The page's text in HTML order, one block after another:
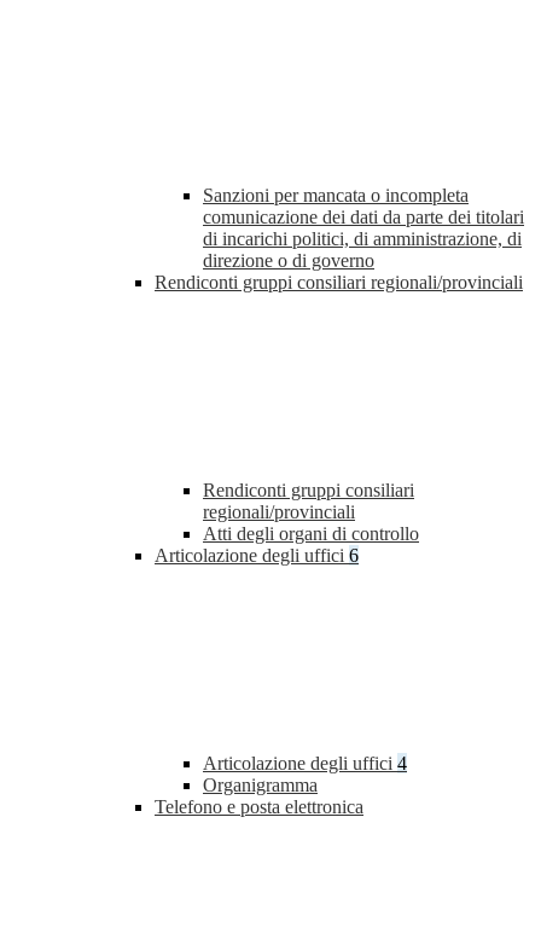
Sanzioni per mancata o incompleta
comunicazione dei dati da parte dei titolari
di incarichi politici, di amministrazione, di
direzione o di governo
Rendiconti gruppi consiliari regionali/provinciali
Rendiconti gruppi consiliari
regionali/provinciali
Atti degli organi di controllo
Articolazione degli uffici 6
Articolazione degli uffici 4
Organigramma
Telefono e posta elettronica